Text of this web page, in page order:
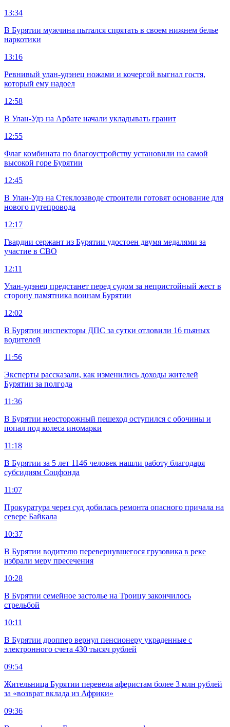
13:34
В Бурятии мужчина пытался спрятать в своем нижнем белье
наркотики
13:16
Ревнивый улан-удэнец ножами и кочергой выгнал гостя,
который ему надоел
12:58
В Улан-Удэ на Арбате начали укладывать гранит
12:55
Флаг комбината по благоустройству установили на самой
высокой горе Бурятии
12:45
В Улан-Удэ на Стеклозаводе строители готовят основание для
нового путепровода
12:17
Гвардии сержант из Бурятии удостоен двумя медалями за
участие в СВО
12:11
Улан-удэнец предстанет перед судом за непристойный жест в
сторону памятника воинам Бурятии
12:02
В Бурятии инспекторы ДПС за сутки отловили 16 пьяных
водителей
11:56
Эксперты рассказали, как изменились доходы жителей
Бурятии за полгода
11:36
В Бурятии неосторожный пешеход оступился с обочины и
попал под колеса иномарки
11:18
В Бурятии за 5 лет 1146 человек нашли работу благодаря
субсидиям Соцфонда
11:07
Прокуратура через суд добилась ремонта опасного причала на
севере Байкала
10:37
В Бурятии водителю перевернувшегося грузовика в реке
избрали меру пресечения
10:28
В Бурятии семейное застолье на Троицу закончилось
стрельбой
10:11
В Бурятии дроппер вернул пенсионеру украденные с
электронного счета 430 тысяч рублей
09:54
Жительница Бурятии перевела аферистам более 3 млн рублей
за «возврат вклада из Африки»
09:36